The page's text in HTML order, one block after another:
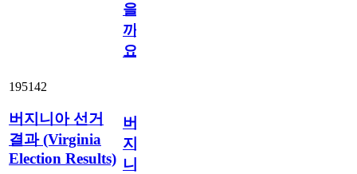
을
까
요?
195142
버지니아 선거
결과 (Virginia
Election Results)
버
지
니